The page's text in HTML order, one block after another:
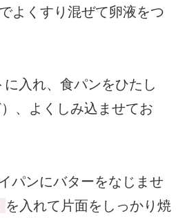
よくすり混ぜて卵液をつ
に入れ、食パンをひたし
）、よくしみ込ませてお
パンにバターをなじませ
を入れて片面をしっかり焼